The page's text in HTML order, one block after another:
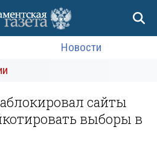
Новости
сайты
выборы в